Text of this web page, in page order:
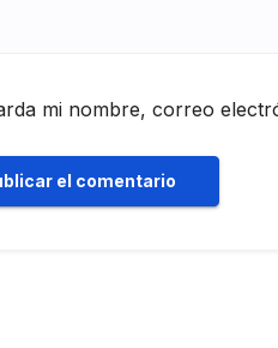
mi nombre, correo